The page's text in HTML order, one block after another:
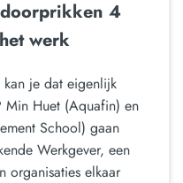
4
werk
je dat eigenlijk
Min Huet (Aquafin) en
School) gaan
Werkgever, een
organisaties elkaar